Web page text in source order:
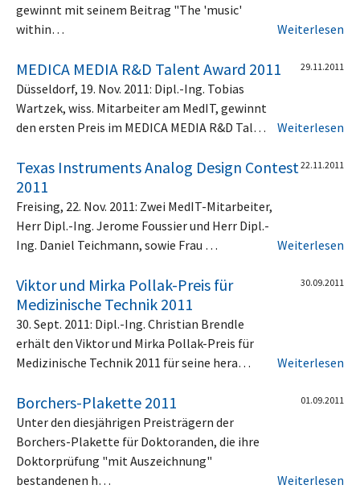
gewinnt mit seinem Beitrag "The 'music'
within…
Weiterlesen
MEDICA MEDIA R&D Talent Award 2011 29.11.2011
Düsseldorf, 19. Nov. 2011: Dipl.-Ing. Tobias
Wartzek, wiss. Mitarbeiter am MedIT, gewinnt
den ersten Preis im MEDICA MEDIA R&D Tal…
Weiterlesen
Texas Instruments Analog Design Contest
2011
22.11.2011
Freising, 22. Nov. 2011: Zwei MedIT-Mitarbeiter,
Herr Dipl.-Ing. Jerome Foussier und Herr Dipl.-
Ing. Daniel Teichmann, sowie Frau …
Weiterlesen
Viktor und Mirka Pollak-Preis für
Medizinische Technik 2011
30.09.2011
30. Sept. 2011: Dipl.-Ing. Christian Brendle
erhält den Viktor und Mirka Pollak-Preis für
Medizinische Technik 2011 für seine hera…
Weiterlesen
Borchers-Plakette 2011 01.09.2011
Unter den diesjährigen Preisträgern der
Borchers-Plakette für Doktoranden, die ihre
Doktorprüfung "mit Auszeichnung"
bestandenen h…
Weiterlesen